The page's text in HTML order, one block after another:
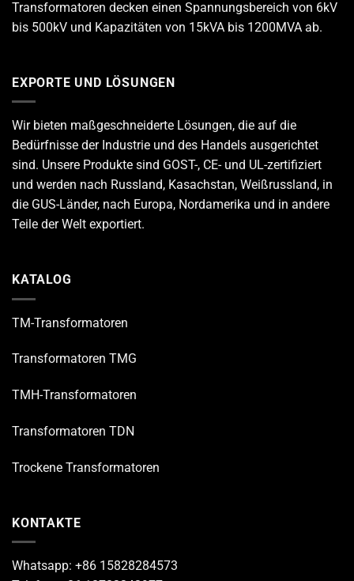
Transformatoren decken einen Spannungsbereich von 6kV
bis 500kV und Kapazitäten von 15kVA bis 1200MVA ab.
EXPORTE UND LÖSUNGEN
Wir bieten maßgeschneiderte Lösungen, die auf die
Bedürfnisse der Industrie und des Handels ausgerichtet
sind. Unsere Produkte sind GOST-, CE- und UL-zertifiziert
und werden nach Russland, Kasachstan, Weißrussland, in
die GUS-Länder, nach Europa, Nordamerika und in andere
Teile der Welt exportiert.
KATALOG
TM-Transformatoren
Transformatoren TMG
TMH-Transformatoren
Transformatoren TDN
Trockene Transformatoren
KONTAKTE
Whatsapp: +86 15828284573